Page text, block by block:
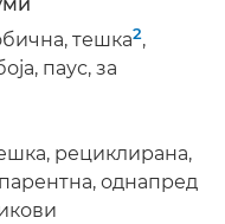
тешка2,
паус, за
рециклирана,
однапред